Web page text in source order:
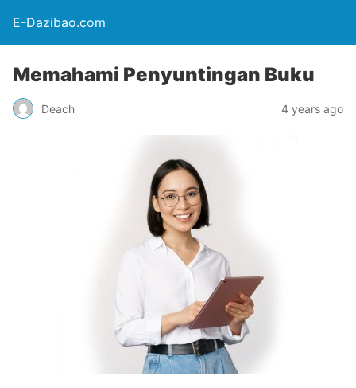
E-Dazibao.com
Memahami Penyuntingan Buku
Deach 4 years ago